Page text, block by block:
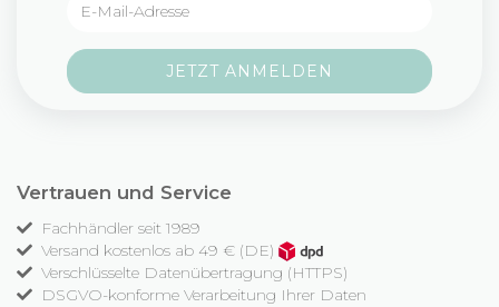
Vertrauen und Service
Fachhändler seit 1989
Versand kostenlos ab 49 € (DE)
Verschlüsselte Datenübertragung (HTTPS)
DSGVO-konforme Verarbeitung Ihrer Daten